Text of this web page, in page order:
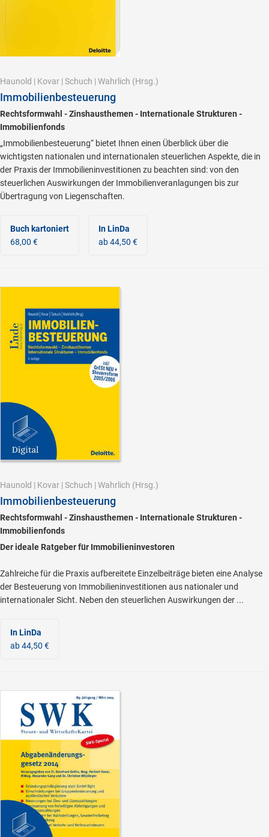
Haunold | Kovar | Schuch | Wahrlich (Hrsg.)
Immobilienbesteuerung
Rechtsformwahl - Zinshausthemen - Internationale Strukturen -
Immobilienfonds
„Immobilienbesteuerung“ bietet Ihnen einen Überblick über die
wichtigsten nationalen und internationalen steuerlichen Aspekte, die in
der Praxis der Immobilieninvestitionen zu beachten sind: von den
steuerlichen Auswirkungen der Immobilienveranlagungen bis zur
Übertragung von Liegenschaften.
Buch kartoniert
68,00 €
In LinDa
ab 44,50 €
Haunold | Kovar | Schuch | Wahrlich (Hrsg.)
Immobilienbesteuerung
Rechtsformwahl - Zinshausthemen - Internationale Strukturen -
Immobilienfonds
Der ideale Ratgeber für Immobilieninvestoren
Zahlreiche für die Praxis aufbereitete Einzelbeiträge bieten eine Analyse
der Besteuerung von Immobilieninvestitionen aus nationaler und
internationaler Sicht. Neben den steuerlichen Auswirkungen der ...
In LinDa
ab 44,50 €